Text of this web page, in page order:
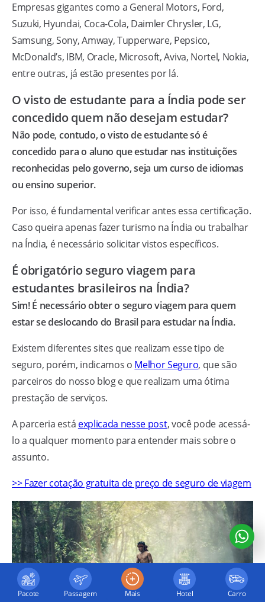
Empresas gigantes como a General Motors, Ford,
Suzuki, Hyundai, Coca-Cola, Daimler Chrysler, LG,
Samsung, Sony, Amway, Tupperware, Pepsico,
McDonald’s, IBM, Oracle, Microsoft, Aviva, Nortel, Nokia,
entre outras, já estão presentes por lá.
O visto de estudante para a Índia pode ser
concedido quem não desejam estudar?
Não pode, contudo, o visto de estudante só é
concedido para o aluno que estudar nas instituições
reconhecidas pelo governo, seja um curso de idiomas
ou ensino superior.
Por isso, é fundamental verificar antes essa certificação.
Caso queira apenas fazer turismo na Índia ou trabalhar
na Índia, é necessário solicitar vistos específicos.
É obrigatório seguro viagem para
estudantes brasileiros na Índia?
Sim! É necessário obter o seguro viagem para quem
estar se deslocando do Brasil para estudar na Índia.
Existem diferentes sites que realizam esse tipo de
seguro, porém, indicamos o Melhor Seguro, que são
parceiros do nosso blog e que realizam uma ótima
prestação de serviços.
A parceria está explicada nesse post, você pode acessá-
lo a qualquer momento para entender mais sobre o
assunto.
>> Fazer cotação gratuita de preço de seguro de viagem
Pacote Passagem Hotel Carro
Mais